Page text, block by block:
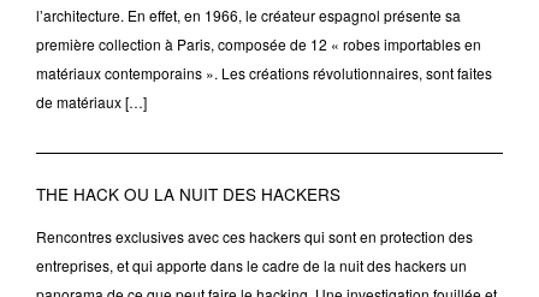
l’architecture. En effet, en 1966, le créateur espagnol présente sa
première collection à Paris, composée de 12 « robes importables en
matériaux contemporains ». Les créations révolutionnaires, sont faites
de matériaux […]
THE HACK OU LA NUIT DES HACKERS
Rencontres exclusives avec ces hackers qui sont en protection des
entreprises, et qui apporte dans le cadre de la nuit des hackers un